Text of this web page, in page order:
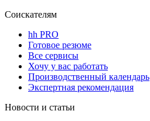
Соискателям
hh PRO
Готовое резюме
Все сервисы
Хочу у вас работать
Производственный календарь
Экспертная рекомендация
Новости и статьи